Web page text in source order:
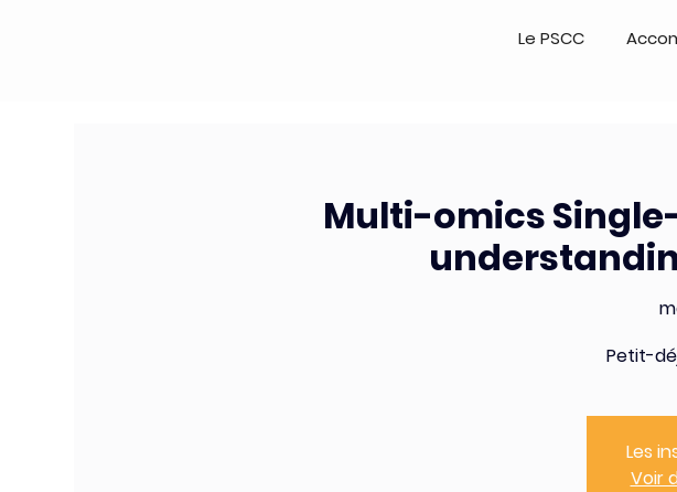
Le PSCC
Multi-omics
Petit-
Les
Voir